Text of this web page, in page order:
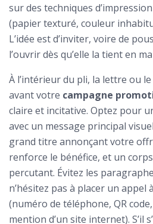
sur des techniques
(papier texturé, couleur
L’idée est d’inviter, voire de
l’ouvrir dès qu’elle la tient en
À l’intérieur du pli, la lettre ou
avant votre campagne
claire et incitative. Optez pour
avec un message principal
grand titre annonçant votre
renforce le bénéfice, et un
percutant. Évitez les
n’hésitez pas à placer un appel
(numéro de téléphone, QR
mention d’un site internet). S’il